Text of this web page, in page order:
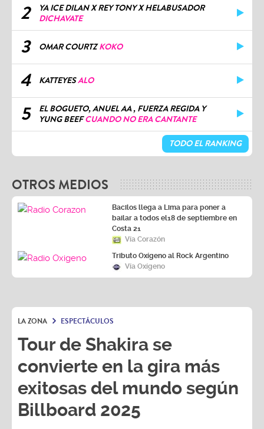
2
YA ICE DILAN X REY TONY X HELABUSADOR
DICHAVATE
3 OMAR COURTZKOKO
4 KATTEYESALO
5
EL BOGUETO, ANUEL AA , FUERZA REGIDA Y
YUNG BEEFCUANDO NO ERA CANTANTE
TODO EL RANKING
OTROS MEDIOS
Bacilos llega a Lima para poner a
bailar a todos el18 de septiembre en
Costa 21
Vía Corazón
Tributo Oxígeno al Rock Argentino
Vía Oxígeno
LA ZONA ESPECTÁCULOS
Tour de Shakira se
convierte en la gira más
exitosas del mundo según
Billboard 2025